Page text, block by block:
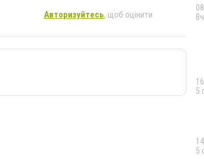
Авторизуйтесь, щоб оцінити
5
5